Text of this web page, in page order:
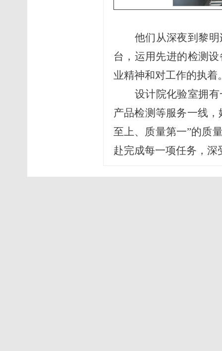
他们从深夜到黎
台，运用先进的检测
业精神和对工作的执着
设计院化验室拥有
产品检测等服务一线，
至上、质量第一”的质
赴完成每一项任务，深